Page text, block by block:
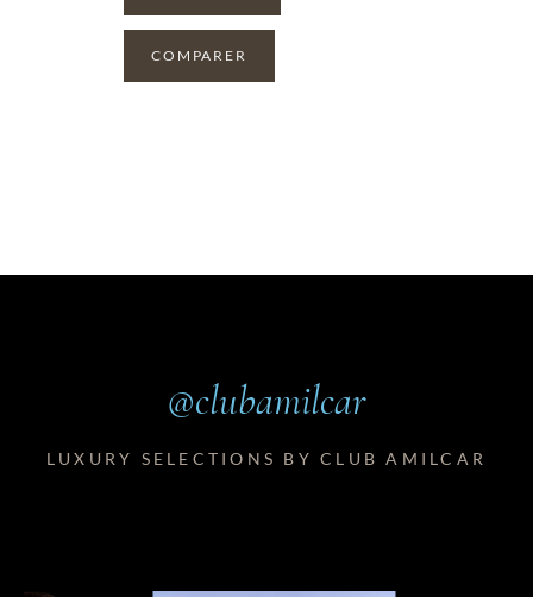
COMPARER
@clubamilcar
LUXURY SELECTIONS BY CLUB AMILCAR